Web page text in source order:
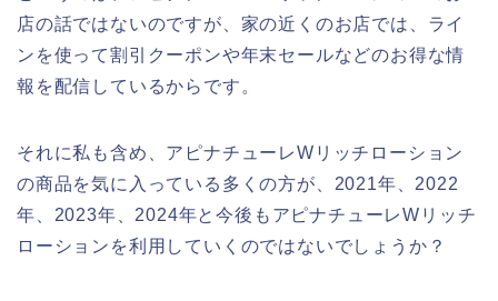
店の話ではないのですが、家の近くのお店では、ライ
ンを使って割引クーポンや年末セールなどのお得な情
報を配信しているからです。
それに私も含め、アピナチューレWリッチローション
の商品を気に入っている多くの方が、2021年、2022
年、2023年、2024年と今後もアピナチューレWリッチ
ローションを利用していくのではないでしょうか？